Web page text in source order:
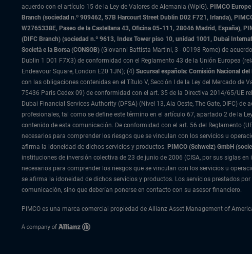
acuerdo con el artículo 15 de la Ley de Valores de Alemania (WpIG). PIMCO
Branch (sociedad n.º 909462, 57B Harcourt Street Dublin D02 F721, Irlanda),
W2765338E, Paseo de la Castellana 43, Oficina 05-111, 28046 Madrid, España),
(DIFC Branch) (sociedad n.º 9613, Index Tower piso 10, unidad 1001, Dubai
Società e la Borsa (CONSOB) (Giovanni Battista Martini, 3 - 00198 Rome) de
Dublin 1 D01 F7X3) de conformidad con el Reglamento 43 de la Unión Europea
Endeavour Square, London E20 1JN); (4) Sucursal española: Comisión Nacional
con las obligaciones contenidas en el Título V, Sección I de la Ley del Mercado de
75436 Paris Cedex 09) de conformidad con el art. 35 de la Directiva 2014/65/UE
Dubai Financial Services Authority (DFSA) (Nivel 13, Ala Oeste, The Gate, DIFC)
profesionales, tal como se define este término en el artículo 67, apartado 2 de la
contenido de esta comunicación. De conformidad con el art. 56 del Reglamento
necesarios para comprender los riesgos que se vinculan con los servicios u
afirma la idoneidad de dichos servicios y productos. PIMCO (Schweiz) GmbH
instituciones de inversión colectiva de 23 de junio de 2006 (CISA, por sus siglas
necesarios para comprender los riesgos que se vinculan con los servicios u
se afirma la idoneidad de dichos servicios y productos. Los servicios prestados
comunicación, sino que deberían ponerse en contacto con su asesor financiero.
PIMCO es una marca comercial propiedad de Allianz Asset Management of